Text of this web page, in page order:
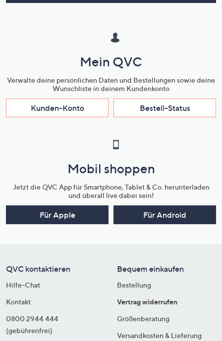
Mein QVC
Verwalte deine persönlichen Daten und Bestellungen sowie deine
Wunschliste in deinem Kundenkonto
Kunden-Konto Bestell-Status
Mobil shoppen
Jetzt die QVC App für Smartphone, Tablet & Co. herunterladen
und überall live dabei sein!
Für Apple Für Android
QVC kontaktieren
Hilfe-Chat
Kontakt
0800 2944 444
(gebührenfrei)
Bequem einkaufen
Bestellung
Vertrag widerrufen
Größenberatung
Versandkosten & Lieferung